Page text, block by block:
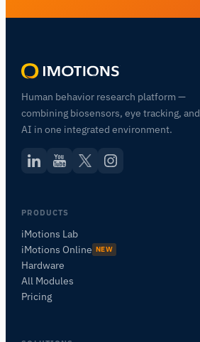
Human behavior research platform —
combining biosensors, eye tracking, and
AI in one integrated environment.
PRODUCTS
iMotions Lab
iMotions Online NEW
Hardware
All Modules
Pricing